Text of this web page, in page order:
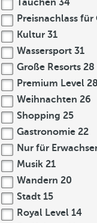
Tauchen 34
Preisnachlass für
Kultur 31
Wassersport 31
Große Resorts 28
Premium Level 28
Weihnachten 26
Shopping 25
Gastronomie 22
Nur für
Musik 21
Wandern 20
Stadt 15
Royal Level 14